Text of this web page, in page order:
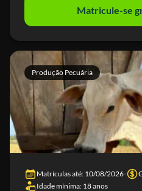
Matricule-se
Produção Pecuária
Matrículas até: 10/08/2026
Idade mínima: 18 anos